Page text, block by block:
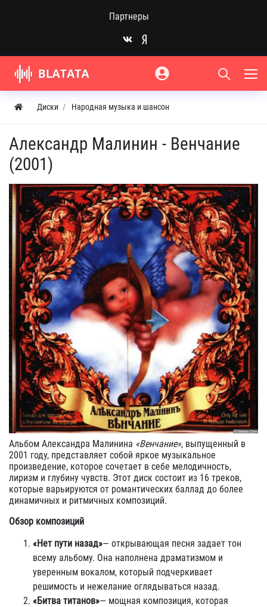
Партнеры
Диски Народная музыка и шансон
Александр Малинин - Венчание
(2001)
Альбом Александра Малинина «Венчание», выпущенный в
2001 году, представляет собой яркое музыкальное
произведение, которое сочетает в себе мелодичность,
лиризм и глубину чувств. Этот диск состоит из 16 треков,
которые варьируются от романтических баллад до более
динамичных и ритмичных композиций.
Обзор композиций
«Нет пути назад»— открывающая песня задает тон
всему альбому. Она наполнена драматизмом и
уверенным вокалом, который подчеркивает
решимость и нежелание оглядываться назад.
«Битва титанов»— мощная композиция, которая